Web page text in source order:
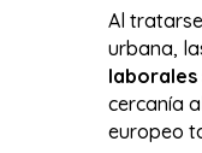
Al
urbana,
laborales
cercanía
europeo